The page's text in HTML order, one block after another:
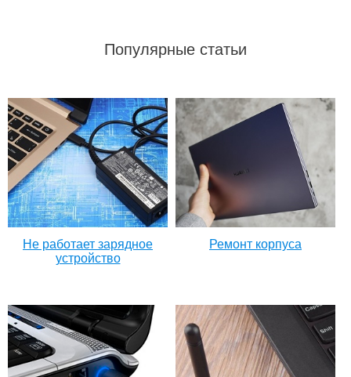
Популярные статьи
Не работает зарядное
устройство
Ремонт корпуса